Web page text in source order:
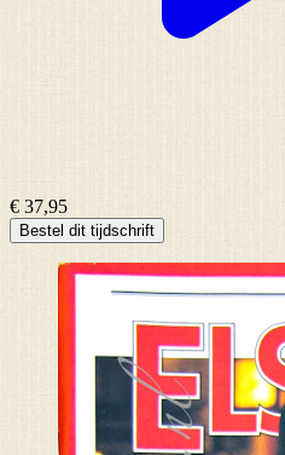
€ 37,95
Bestel dit tijdschrift